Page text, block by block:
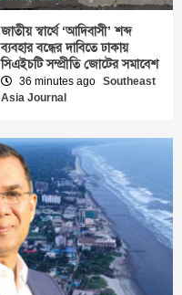
জাতীয় স্বার্থে ‘আদিবাসী’ শব্দ
ব্যবহার বন্ধের দাবিতে ঢাকায়
সিএইচটি সম্প্রীতি জোটের সমাবেশ
36 minutes ago Southeast
Asia Journal